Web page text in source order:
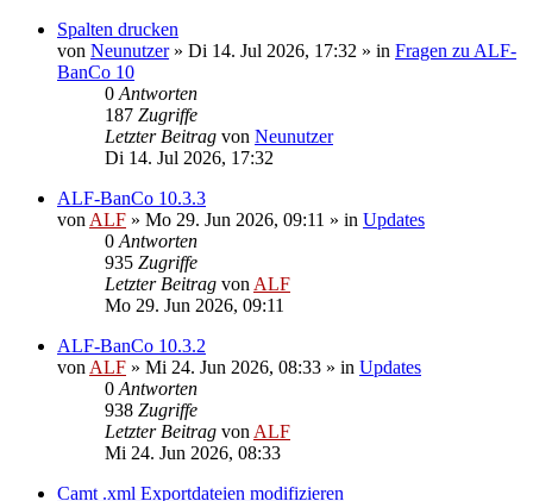
Spalten drucken
von Neunutzer» Di 14. Jul 2026, 17:32 » in Fragen zu ALF-
BanCo 10
0 Antworten
187 Zugriffe
Letzter Beitrag von Neunutzer
Di 14. Jul 2026, 17:32
ALF-BanCo 10.3.3
von ALF » Mo 29. Jun 2026, 09:11 » in Updates
0 Antworten
935 Zugriffe
Letzter Beitrag von ALF
Mo 29. Jun 2026, 09:11
ALF-BanCo 10.3.2
von ALF » Mi 24. Jun 2026, 08:33 » in Updates
0 Antworten
938 Zugriffe
Letzter Beitrag von ALF
Mi 24. Jun 2026, 08:33
Camt .xml Exportdateien modifizieren